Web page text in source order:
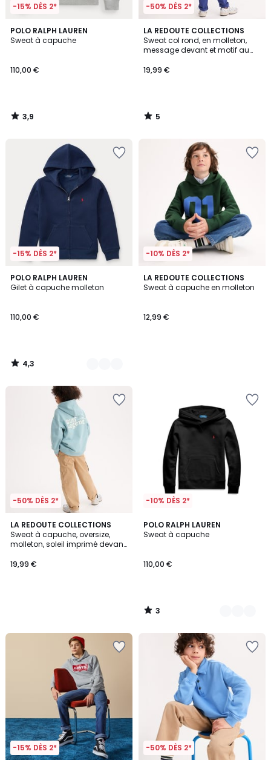
-15% DÈS 2*
POLO RALPH LAUREN
Sweat à capuche
110,00 €
3,9
/ 5
3,9
/
-50% DÈS 2*
LA REDOUTE COLLECTIONS
Sweat col rond, en molleton,
message devant et motif au
19,99 €
5
/
5
5
/
-15% DÈS 2*
POLO RALPH LAUREN
Gilet à capuche molleton
110,00 €
4,3
/ 5
2
Couleurs
4,3
/
-10% DÈS 2*
LA REDOUTE COLLECTIONS
Sweat à capuche en molleton
12,99 €
-50% DÈS 2*
LA REDOUTE COLLECTIONS
Sweat à capuche, oversize,
molleton, soleil imprimé devant,
19,99 €
-10% DÈS 2*
POLO RALPH LAUREN
Sweat à capuche
110,00 €
3
/
4
Couleurs
3
/
-15% DÈS 2* -50% DÈS 2*